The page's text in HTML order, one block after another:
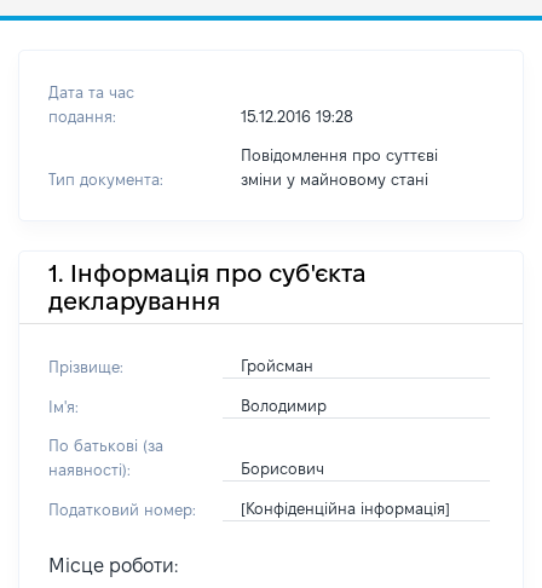
Дата та час
подання:
15.12.2016 19:28
Тип документа:
Повідомлення про суттєві
зміни y майновому стані
1. Інформація про суб'єкта
декларування
Прізвище: Гройсман
Ім'я: Володимир
По батькові (за
наявності):
Борисович
Податковий номер: [Конфіденційна інформація]
Місце роботи: